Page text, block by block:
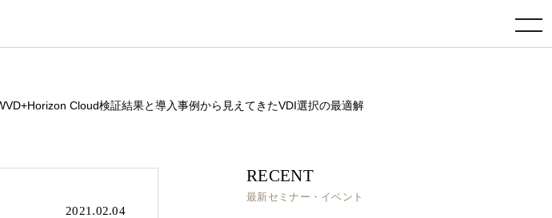
toggle navigation
Cloud検証結果と導入事例から見えてきたVDI選択の最適解
2021.02.04
RECENT
最新セミナー・イベント